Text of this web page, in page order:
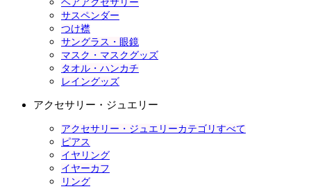
ヘアアクセサリー
サスペンダー
つけ襟
サングラス・眼鏡
マスク・マスクグッズ
タオル・ハンカチ
レイングッズ
アクセサリー・ジュエリー
アクセサリー・ジュエリーカテゴリすべて
ピアス
イヤリング
イヤーカフ
リング